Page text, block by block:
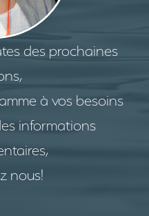
des prochaines
à vos besoins
informations
nous!